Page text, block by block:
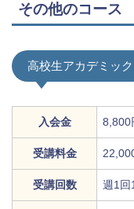
その他のコース
高校生アカデミック
入会金 8,800
受講料金
受講回数 週1回